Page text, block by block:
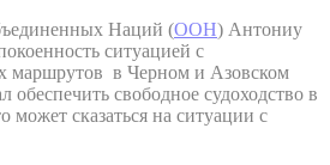
Наций (ООН) Антониу
ситуацией с
маршрутов в Черном и Азовском
обеспечить свободное судоходство в
может сказаться на ситуации с